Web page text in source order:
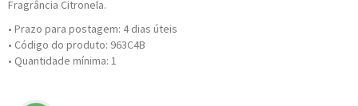
Fragrância Citronela.
• Prazo para postagem: 4 dias úteis
• Código do produto: 963C4B
• Quantidade mínima: 1